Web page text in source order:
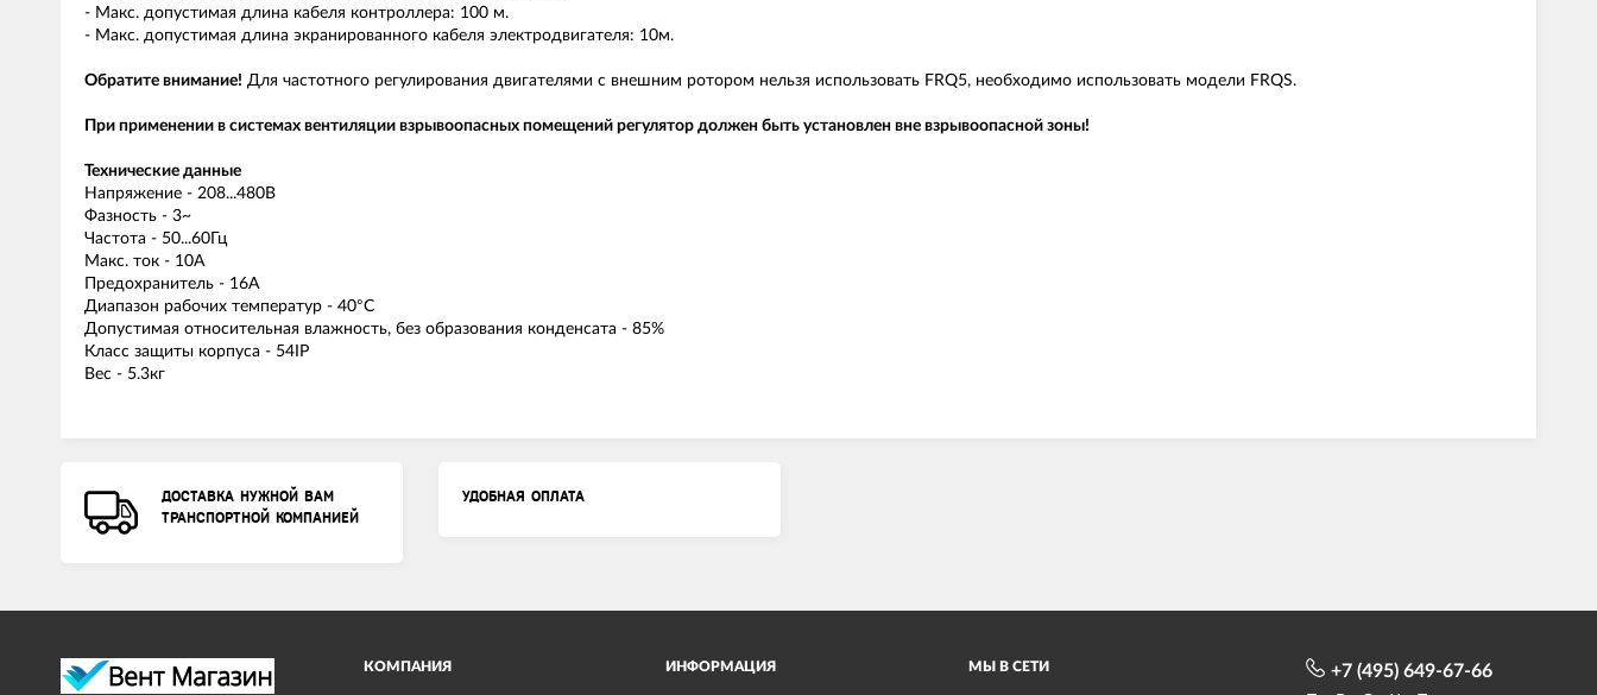
- Макс. допустимая длина кабеля контроллера: 100 м.
- Макс. допустимая длина экранированного кабеля электродвигателя: 10м.
Обратите внимание! Для частотного регулирования двигателями с внешним ротором нельзя использовать FRQ5, необходимо использовать модели FRQS.
При применении в системах вентиляции взрывоопасных помещений регулятор должен быть установлен вне взрывоопасной зоны!
Технические данные
Напряжение - 208...480В
Фазность - 3~
Частота - 50...60Гц
Макс. ток - 10A
Предохранитель - 16A
Диапазон рабочих температур - 40°C
Допустимая относительная влажность, без образования конденсата - 85%
Класс защиты корпуса - 54IP
Вес - 5.3кг
ДОСТАВКА НУЖНОЙ ВАМ
ТРАНСПОРТНОЙ КОМПАНИЕЙ
УДОБНАЯ ОПЛАТА
КОМПАНИЯ ИНФОРМАЦИЯ МЫ В СЕТИ +7 (495) 649-67-66